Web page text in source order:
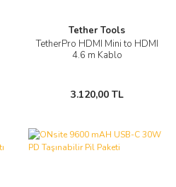
Tether Tools
TetherPro HDMI Mini to HDMI
4.6 m Kablo
3.120,00 TL